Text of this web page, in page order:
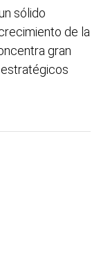
sólido
de la
gran